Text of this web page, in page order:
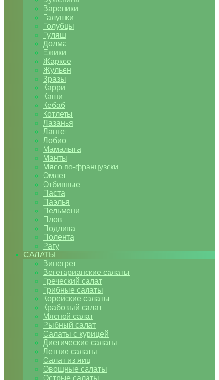
Вареники
Галушки
Голубцы
Гуляш
Долма
Ежики
Жаркое
Жульен
Зразы
Карри
Каши
Кебаб
Котлеты
Лазанья
Лангет
Лобио
Мамалыга
Манты
Мясо по-французски
Омлет
Отбивные
Паста
Паэлья
Пельмени
Плов
Подлива
Полента
Рагу
САЛАТЫ
Винегрет
Вегетарианские салаты
Греческий салат
Грибные салаты
Корейские салаты
Крабовый салат
Мясной салат
Рыбный салат
Салаты с курицей
Диетические салаты
Летние салаты
Салат из яиц
Овощные салаты
Острые салаты